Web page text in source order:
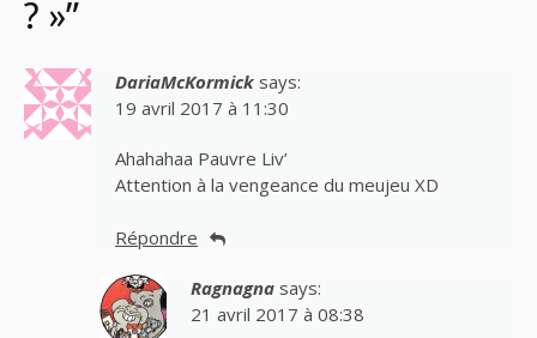
? »”
DariaMcKormick says:
19 avril 2017 à 11:30
Ahahahaa Pauvre Liv’
Attention à la vengeance du meujeu XD
Répondre
Ragnagna says:
21 avril 2017 à 08:38